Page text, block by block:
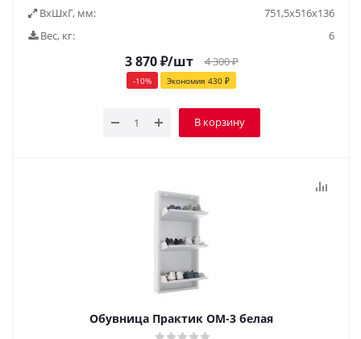
ВxШxГ, мм:
751,5x516x136
Вес, кг:
6
3 870₽/шт 4 300₽
-10% Экономия 430 ₽
В корзину
Обувница Практик ОМ-3 белая